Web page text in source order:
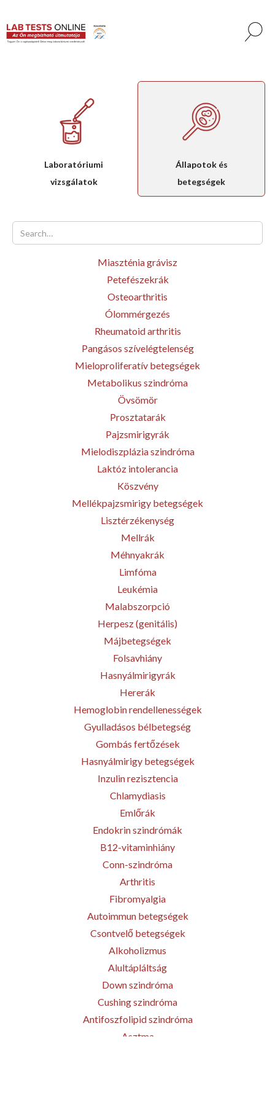
Laboratóriumi
vizsgálatok
Állapotok és
betegségek
Miaszténia grávisz
Petefészekrák
Osteoarthritis
Ólommérgezés
Rheumatoid arthritis
Pangásos szívelégtelenség
Mieloproliferatív betegségek
Metabolikus szindróma
Övsömör
Prosztatarák
Pajzsmirigyrák
Mielodiszplázia szindróma
Laktóz intolerancia
Köszvény
Mellékpajzsmirigy betegségek
Lisztérzékenység
Mellrák
Méhnyakrák
Limfóma
Leukémia
Malabszorpció
Herpesz (genitális)
Májbetegségek
Folsavhiány
Hasnyálmirigyrák
Hererák
Hemoglobin rendellenességek
Gyulladásos bélbetegség
Gombás fertőzések
Hasnyálmirigy betegségek
Inzulin rezisztencia
Chlamydiasis
Emlőrák
Endokrin szindrómák
B12-vitaminhiány
Conn-szindróma
Arthritis
Fibromyalgia
Autoimmun betegségek
Csontvelő betegségek
Alkoholizmus
Alultápláltság
Down szindróma
Cushing szindróma
Antifoszfolipid szindróma
Asztma